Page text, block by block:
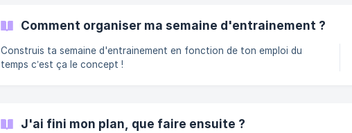
Comment organiser ma semaine d'entrainement ?
Construis ta semaine d'entrainement en fonction de ton emploi du
temps c’est ça le concept !
J'ai fini mon plan, que faire ensuite ?